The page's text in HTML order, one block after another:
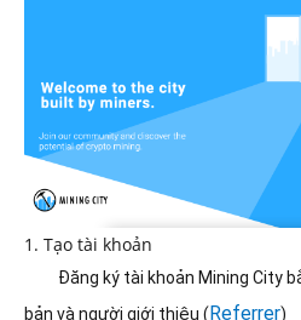
1. Tạo tài khoản
Đăng ký tài khoản Mining City
bản và người giới thiệu (Referrer)